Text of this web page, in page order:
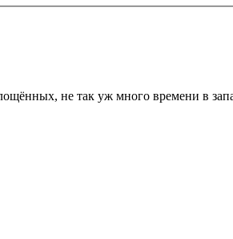
не так уж много времени в